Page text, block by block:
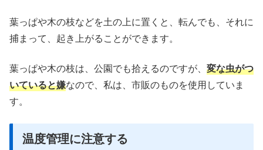
葉っぱや木の枝などを土の上に置くと、転んでも、それに
捕まって、起き上がることができます。
葉っぱや木の枝は、公園でも拾えるのですが、 変な虫がつ
いていると嫌なので、私は、市販のものを使用していま
す。
温度管理に注意する